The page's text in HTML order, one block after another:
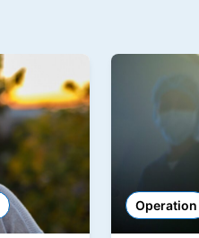
Operation